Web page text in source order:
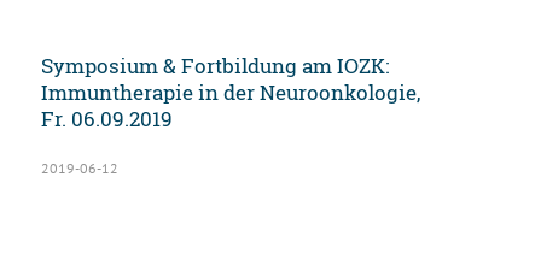
Symposium & Fortbildung am IOZK:
Immuntherapie in der Neuroonkologie,
Fr. 06.09.2019
2019-06-12